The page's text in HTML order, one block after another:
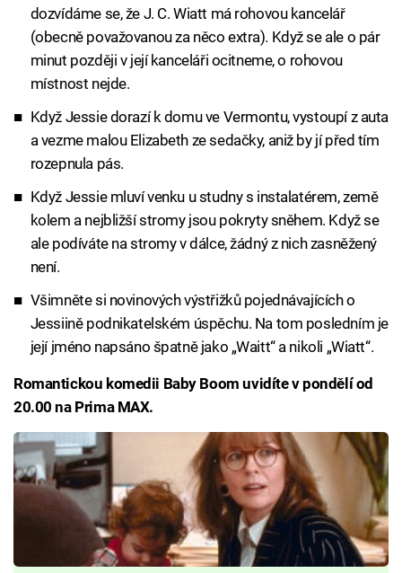
dozvídáme se, že J. C. Wiatt má rohovou kancelář
(obecně považovanou za něco extra). Když se ale o pár
minut později v její kanceláři ocitneme, o rohovou
místnost nejde.
Když Jessie dorazí k domu ve Vermontu, vystoupí z auta
a vezme malou Elizabeth ze sedačky, aniž by jí před tím
rozepnula pás.
Když Jessie mluví venku u studny s instalatérem, země
kolem a nejbližší stromy jsou pokryty sněhem. Když se
ale podíváte na stromy v dálce, žádný z nich zasněžený
není.
Všimněte si novinových výstřižků pojednávajících o
Jessiině podnikatelském úspěchu. Na tom posledním je
její jméno napsáno špatně jako „Waitt“ a nikoli „Wiatt“.
Romantickou komedii Baby Boom uvidíte v pondělí od
20.00 na Prima MAX.